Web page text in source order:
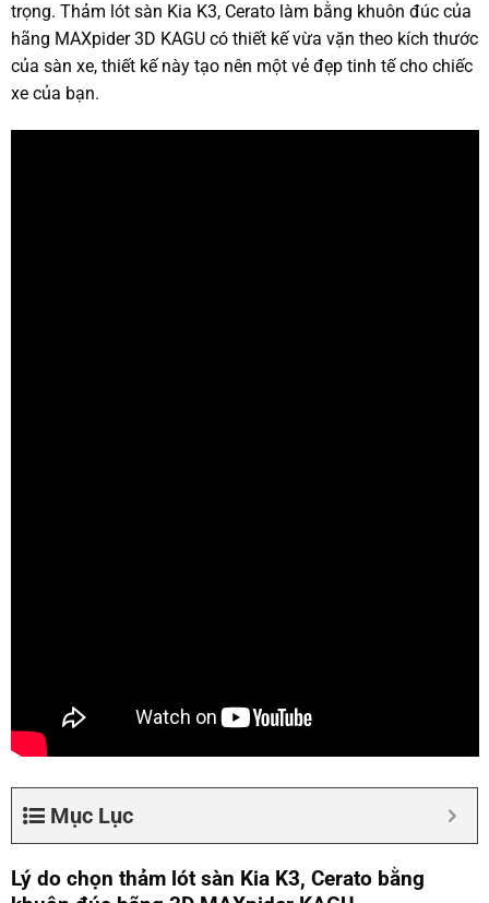
trọng. Thảm lót sàn Kia K3, Cerato làm bằng khuôn đúc của
hãng MAXpider 3D KAGU có thiết kế vừa vặn theo kích thước
của sàn xe, thiết kế này tạo nên một vẻ đẹp tinh tế cho chiếc
xe của bạn.
Mục Lục
Lý do chọn thảm lót sàn Kia K3, Cerato bằng